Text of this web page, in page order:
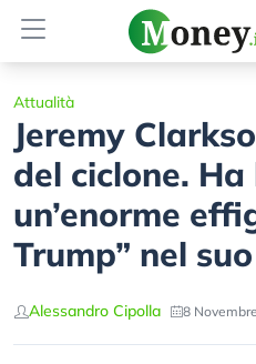
Attualità
Jeremy
del ciclone.
un’enorme
Trump” nel
Alessandro Cipolla 8